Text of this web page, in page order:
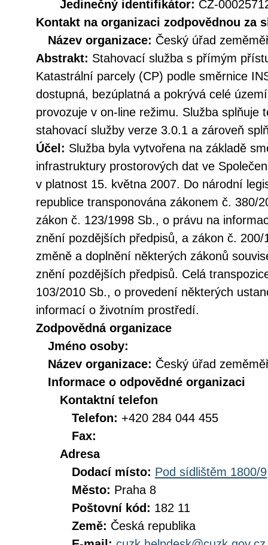
Jedinečný identifikátor: CZ-
Kontakt na organizaci zodpovědnou za
Název organizace: Český úřad
Abstrakt: Stahovací služba s přímým
Katastrální parcely (CP) podle směrnice
dostupná, bezúplatná a pokrývá celé
provozuje v on-line režimu. Služba splňuje
stahovací služby verze 3.0.1 a zároveň
Účel: Služba byla vytvořena na základě
infrastruktury prostorových dat ve
v platnost 15. května 2007. Do národní
republice transponována zákonem č. 380/
zákon č. 123/1998 Sb., o právu na
znění pozdějších předpisů, a zákon č.
změně a doplnění některých zákonů
znění pozdějších předpisů. Celá
103/2010 Sb., o provedení některých
informací o životním prostředí.
Zodpovědná organizace
Jméno osoby:
Název organizace: Český úřad
Informace o odpovědné organizaci
Kontaktní telefon
Telefon: +420 284 044 455
Fax:
Adresa
Dodací místo: Pod sídlištěm 1800/9
Město: Praha 8
Poštovní kód: 182 11
Země: Česká republika